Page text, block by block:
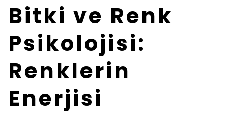
Bitki ve Renk
Psikolojisi:
Renklerin
Enerjisi